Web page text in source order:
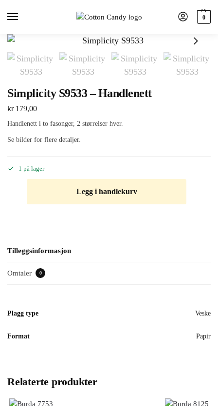
0
Simplicity S9533 – Handlenett
kr179,00
Handlenett i to fasonger, 2 størrelser hver.
Se bilder for flere detaljer.
1 på lager
Legg i handlekurv
Tilleggsinformasjon
Omtaler 0
Plagg type Veske
Format Papir
Relaterte produkter